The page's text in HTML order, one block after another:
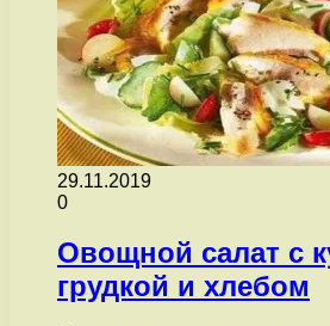
29.11.2019
0
Овощной салат с
грудкой и хлебом